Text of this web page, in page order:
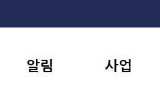
알림 사업